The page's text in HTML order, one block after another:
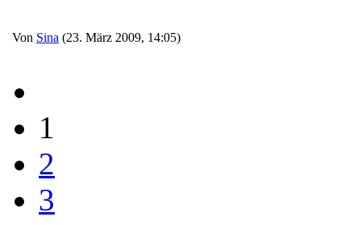
Von Sina (23. März 2009, 14:05)
1
2
3